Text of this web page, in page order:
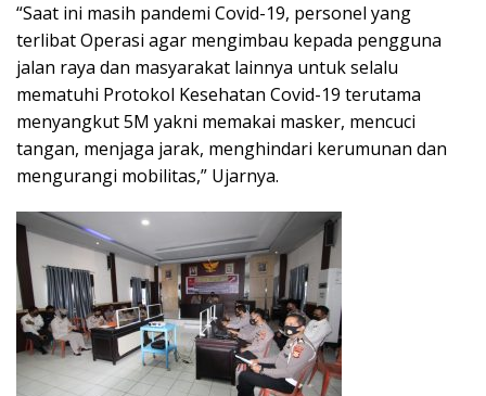
“Saat ini masih pandemi Covid-19, personel yang
terlibat Operasi agar mengimbau kepada pengguna
jalan raya dan masyarakat lainnya untuk selalu
mematuhi Protokol Kesehatan Covid-19 terutama
menyangkut 5M yakni memakai masker, mencuci
tangan, menjaga jarak, menghindari kerumunan dan
mengurangi mobilitas,” Ujarnya.